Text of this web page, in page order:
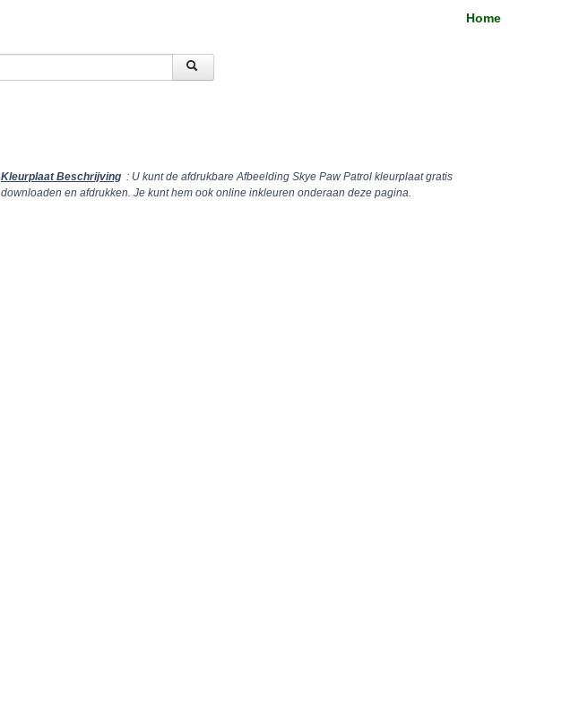
Home
Kleurplaat Beschrijving : U kunt de afdrukbare Afbeelding Skye Paw Patrol kleurplaat gratis
downloaden en afdrukken. Je kunt hem ook online inkleuren onderaan deze pagina.